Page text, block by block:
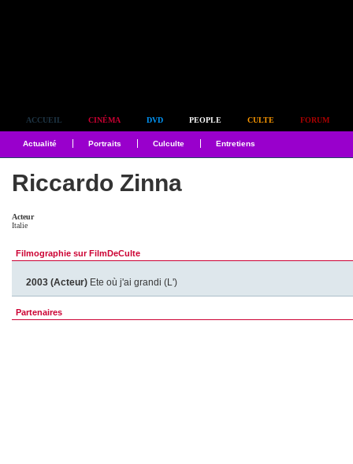
ACCUEIL CINÉMA DVD PEOPLE CULTE FORUM
Actualité Portraits Culculte Entretiens
Riccardo Zinna
Acteur
Italie
Filmographie sur FilmDeCulte
2003 (Acteur) Ete où j'ai grandi (L')
Partenaires